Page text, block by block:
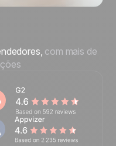
com mais de